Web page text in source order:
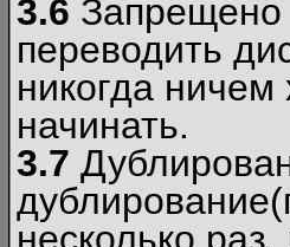
3.6 Запрещено
переводить
никогда
начинать.
3.7